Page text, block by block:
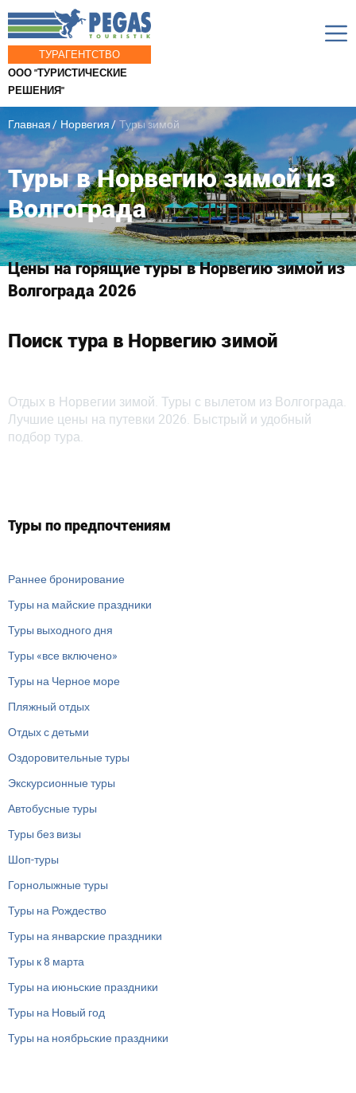
ТУРАГЕНТСТВО
ООО "ТУРИСТИЧЕСКИЕ
РЕШЕНИЯ"
Главная Норвегия Туры зимой
Туры в Норвегию зимой из
Волгограда
Цены на горящие туры в Норвегию зимой из
Волгограда 2026
Поиск тура в Норвегию зимой
Отдых в Норвегии зимой. Туры с вылетом из Волгограда.
Лучшие цены на путевки 2026. Быстрый и удобный
подбор тура.
Туры по предпочтениям
Раннее бронирование
Туры на майские праздники
Туры выходного дня
Туры «все включено»
Туры на Черное море
Пляжный отдых
Отдых с детьми
Оздоровительные туры
Экскурсионные туры
Автобусные туры
Туры без визы
Шоп-туры
Горнолыжные туры
Туры на Рождество
Туры на январские праздники
Туры к 8 марта
Туры на июньские праздники
Туры на Новый год
Туры на ноябрьские праздники